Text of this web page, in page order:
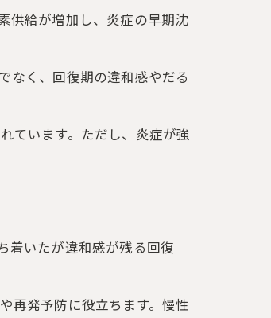
供給が増加し、炎症の早期沈
なく、回復期の違和感やだる
ています。ただし、炎症が強
着いたが違和感が残る回復
再発予防に役立ちます。慢性